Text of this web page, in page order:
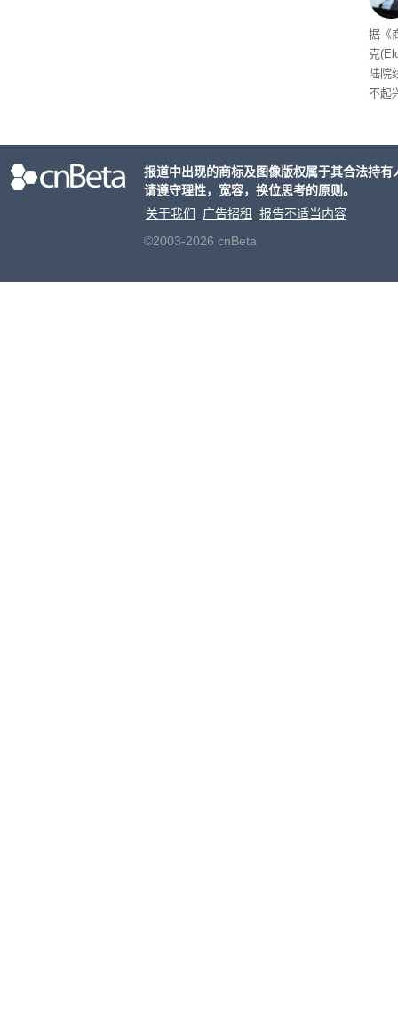
时
据《
克
陆院
不起
报道中出现的商标及图像版权属于其合法持
请遵守理性，宽容，换位思考的原则。
关于我们
广告招租
报告不适当内容
©2003-2026 cnBeta